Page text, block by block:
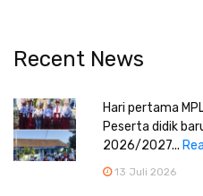
Recent News
Hari pertama
Peserta didik
2026/2027...
13 Juli 2026